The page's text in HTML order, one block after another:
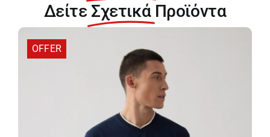
τμχ
200
ποσότητα
Δείτε Σχετικά Προϊόντα
OFFER